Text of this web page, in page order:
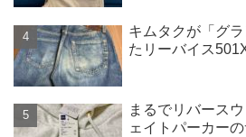
キムタクが「グ
たリーバイス
まるでリバース
ェイトパーカー